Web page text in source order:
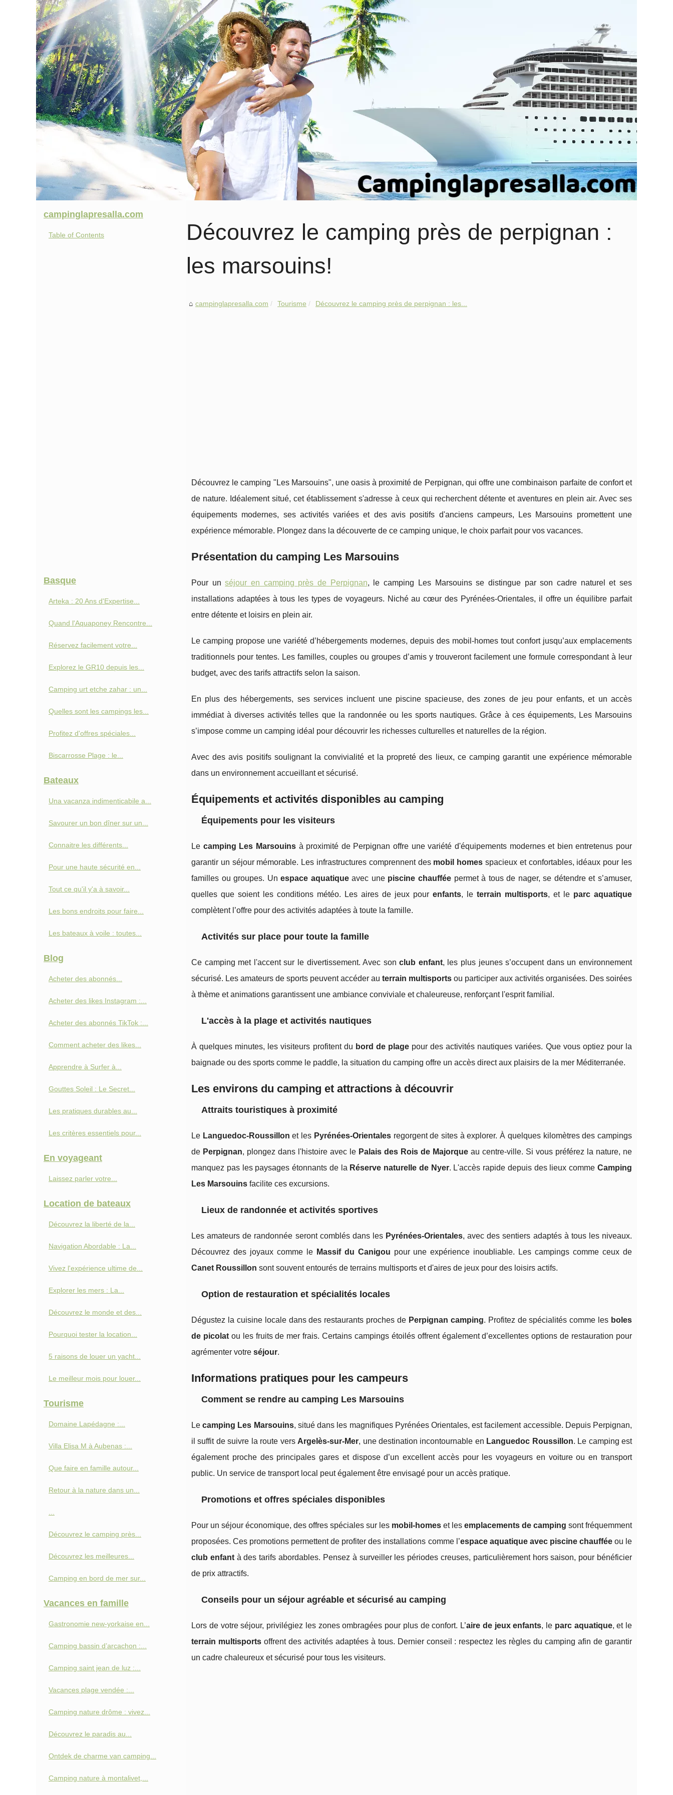
Découvrez le camping près de perpignan :
les marsouins!
campinglapresalla.com Tourisme Découvrez le camping près de perpignan : les...
Découvrez le camping "Les Marsouins", une oasis à proximité de Perpignan, qui offre une combinaison parfaite de confort et
de nature. Idéalement situé, cet établissement s'adresse à ceux qui recherchent détente et aventures en plein air. Avec ses
équipements modernes, ses activités variées et des avis positifs d'anciens campeurs, Les Marsouins promettent une
expérience mémorable. Plongez dans la découverte de ce camping unique, le choix parfait pour vos vacances.
Présentation du camping Les Marsouins
Pour unséjour en camping près de Perpignan, le camping Les Marsouins se distingue par son cadre naturel et ses
installations adaptées à tous les types de voyageurs. Niché au cœur des Pyrénées-Orientales, il offre un équilibre parfait
entre détente et loisirs en plein air.
Le camping propose une variété d’hébergements modernes, depuis des mobil-homes tout confort jusqu’aux emplacements
traditionnels pour tentes. Les familles, couples ou groupes d’amis y trouveront facilement une formule correspondant à leur
budget, avec des tarifs attractifs selon la saison.
En plus des hébergements, ses services incluent une piscine spacieuse, des zones de jeu pour enfants, et un accès
immédiat à diverses activités telles que la randonnée ou les sports nautiques. Grâce à ces équipements, Les Marsouins
s’impose comme un camping idéal pour découvrir les richesses culturelles et naturelles de la région.
Avec des avis positifs soulignant la convivialité et la propreté des lieux, ce camping garantit une expérience mémorable
dans un environnement accueillant et sécurisé.
Équipements et activités disponibles au camping
Équipements pour les visiteurs
Le camping Les Marsouinsà proximité de Perpignan offre une variété d'équipements modernes et bien entretenus pour
garantir un séjour mémorable. Les infrastructures comprennent des mobil homes spacieux et confortables, idéaux pour les
familles ou groupes. Unespace aquatiqueavec une piscine chauffée permet à tous de nager, se détendre et s’amuser,
quelles que soient les conditions météo. Les aires de jeux pour enfants, le terrain multisports, et le parc aquatique
complètent l’offre pour des activités adaptées à toute la famille.
Activités sur place pour toute la famille
Ce camping met l'accent sur le divertissement. Avec sonclub enfant, les plus jeunes s’occupent dans un environnement
sécurisé. Les amateurs de sports peuvent accéder au terrain multisports ou participer aux activités organisées. Des soirées
à thème et animations garantissent une ambiance conviviale et chaleureuse, renforçant l'esprit familial.
L'accès à la plage et activités nautiques
À quelques minutes, les visiteurs profitent du bord de plagepour des activités nautiques variées. Que vous optiez pour la
baignade ou des sports comme le paddle, la situation du camping offre un accès direct aux plaisirs de la mer Méditerranée.
Les environs du camping et attractions à découvrir
Attraits touristiques à proximité
Le Languedoc-Roussillon et les Pyrénées-Orientalesregorgent de sites à explorer. À quelques kilomètres des campings
de Perpignan, plongez dans l'histoire avec le Palais des Rois de Majorque au centre-ville. Si vous préférez la nature, ne
manquez pas les paysages étonnants de la Réserve naturelle de Nyer. L'accès rapide depuis des lieux commeCamping
Les Marsouins facilite ces excursions.
Lieux de randonnée et activités sportives
Les amateurs de randonnée seront comblés dans les Pyrénées-Orientales, avec des sentiers adaptés à tous les niveaux.
Découvrez des joyaux comme le Massif du Canigou pour une expérience inoubliable. Les campings comme ceux de
Canet Roussillon sont souvent entourés de terrains multisports et d'aires de jeux pour des loisirs actifs.
Option de restauration et spécialités locales
Dégustez la cuisine locale dans des restaurants proches de Perpignan camping. Profitez de spécialités comme les boles
de picolatou les fruits de mer frais. Certains campings étoilés offrent également d’excellentes options de restauration pour
agrémenter votre séjour.
Informations pratiques pour les campeurs
Comment se rendre au camping Les Marsouins
Lecamping Les Marsouins, situé dans les magnifiques Pyrénées Orientales, est facilement accessible. Depuis Perpignan,
il suffit de suivre la route vers Argelès-sur-Mer, une destination incontournable en Languedoc Roussillon. Le camping est
également proche des principales gares et dispose d’un excellent accès pour les voyageurs en voiture ou en transport
public. Un service de transport local peut également être envisagé pour un accès pratique.
Promotions et offres spéciales disponibles
Pour un séjour économique, des offres spéciales sur les mobil-homes et les emplacements de camping sont fréquemment
proposées. Ces promotions permettent de profiter des installations comme l’espace aquatique avec piscine chaufféeou le
club enfantà des tarifs abordables. Pensez à surveiller les périodes creuses, particulièrement hors saison, pour bénéficier
de prix attractifs.
Conseils pour un séjour agréable et sécurisé au camping
Lors de votre séjour, privilégiez les zones ombragées pour plus de confort. L’aire de jeux enfants, le parc aquatique, et le
terrain multisportsoffrent des activités adaptées à tous. Dernier conseil : respectez les règles du camping afin de garantir
un cadre chaleureux et sécurisé pour tous les visiteurs.
campinglapresalla.com
Table of Contents
Basque
Arteka : 20 Ans d'Expertise...
Quand l'Aquaponey Rencontre...
Réservez facilement votre...
Explorez le GR10 depuis les...
Camping urt etche zahar : un...
Quelles sont les campings les...
Profitez d'offres spéciales...
Biscarrosse Plage : le...
Bateaux
Una vacanza indimenticabile a...
Savourer un bon dîner sur un...
Connaitre les différents...
Pour une haute sécurité en...
Tout ce qu'il y'a à savoir...
Les bons endroits pour faire...
Les bateaux à voile : toutes...
Blog
Acheter des abonnés...
Acheter des likes Instagram :...
Acheter des abonnés TikTok :...
Comment acheter des likes...
Apprendre à Surfer à...
Gouttes Soleil : Le Secret...
Les pratiques durables au...
Les critères essentiels pour...
En voyageant
Laissez parler votre...
Location de bateaux
Découvrez la liberté de la...
Navigation Abordable : La...
Vivez l'expérience ultime de...
Explorer les mers : La...
Découvrez le monde et des...
Pourquoi tester la location...
5 raisons de louer un yacht...
Le meilleur mois pour louer...
Tourisme
Domaine Lapédagne :...
Villa Elisa M à Aubenas :...
Que faire en famille autour...
Retour à la nature dans un...
Découvrez le camping près...
Découvrez les meilleures...
Camping en bord de mer sur...
Vacances en famille
Gastronomie new-yorkaise en...
Camping bassin d’arcachon :...
Camping saint jean de luz :...
Vacances plage vendée :...
Camping nature drôme : vivez...
Découvrez le paradis au...
Ontdek de charme van camping...
Camping nature à montalivet,...